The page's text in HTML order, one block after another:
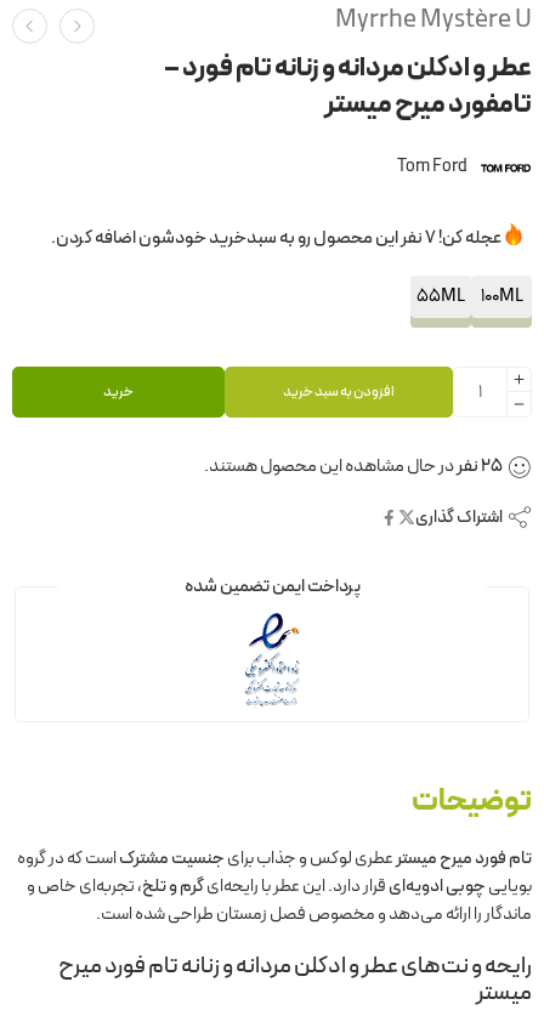
Myrrhe Mystère U
عطر و ادکلن مردانه و زنانه تام فورد –
تامفورد میرح میستر
Tom Ford
عجله کن! 7 نفر این محصول رو به سبدخرید خودشون اضافه کردن.
100ML
55ML
افزودن به سبد خرید خرید
25نفردر حال مشاهده این محصول هستند.
اشتراک گذاری
پرداخت ایمن تضمین شده
توضیحات
تام فورد میرح میسترعطری لوکس و جذاب برایجنسیت مشترکاست که در گروه
بویاییچوبی ادویه‌ایقرار دارد. این عطر با رایحه‌ایگرم و تلخ، تجربه‌ای خاص و
ماندگار را ارائه می‌دهد و مخصوص فصل زمستان طراحی شده است.
رایحه و نت‌های عطر و ادکلن مردانه و زنانه تام فورد میرح
میستر